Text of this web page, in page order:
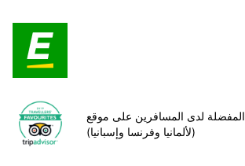
المفضلة لدى المسافرين على موقع TripAdvisor
(لألمانيا وفرنسا وإسبانيا)